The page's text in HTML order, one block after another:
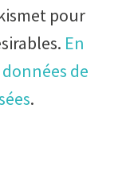
pour
En
de
.